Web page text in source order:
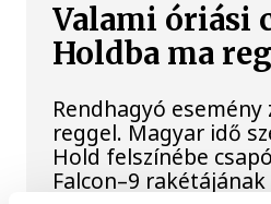
Valami óriási
Holdba ma
Rendhagyó
reggel. Magyar idő
Hold felszínébe
Falcon–9